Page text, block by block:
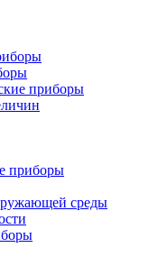
приборы
приборы
среды